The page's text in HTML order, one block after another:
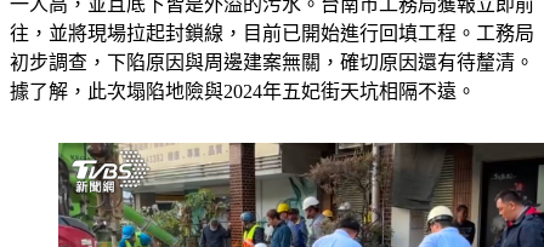
一人高，並且底下皆是外溢的污水。台南市工務局獲報立即前
往，並將現場拉起封鎖線，目前已開始進行回填工程。工務局
初步調查，下陷原因與周邊建案無關，確切原因還有待釐清。
據了解，此次塌陷地險與2024年五妃街天坑相隔不遠。